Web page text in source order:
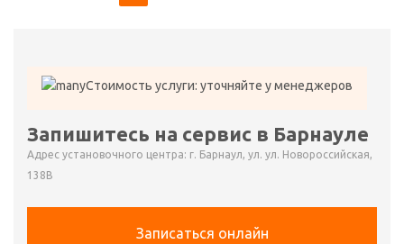
Стоимость услуги: уточняйте у менеджеров
Запишитесь на сервис в Барнауле
Адрес установочного центра: г. Барнаул, ул. ул. Новороссийская,
138В
Записаться онлайн